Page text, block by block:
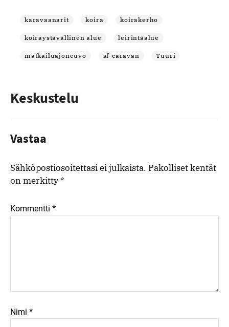
karavaanarit koira koirakerho
koiraystävällinen alue leirintäalue
matkailuajoneuvo sf-caravan Tuuri
Keskustelu
Vastaa
Sähköpostiosoitettasi ei julkaista. Pakolliset kentät
on merkitty*
Kommentti *
Nimi *